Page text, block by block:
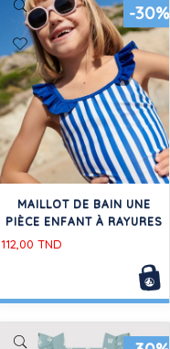
-30%
MAILLOT DE BAIN UNE
PIÈCE ENFANT À RAYURES
112,00 TND